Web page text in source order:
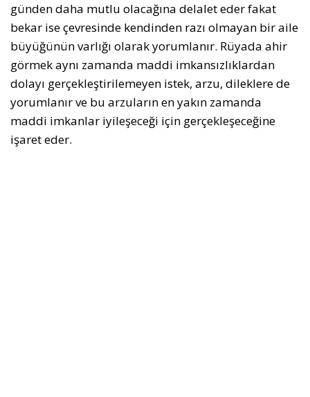
günden daha mutlu olacağına delalet eder fakat
bekar ise çevresinde kendinden razı olmayan bir aile
büyüğünün varlığı olarak yorumlanır. Rüyada ahir
görmek aynı zamanda maddi imkansızlıklardan
dolayı gerçekleştirilemeyen istek, arzu, dileklere de
yorumlanır ve bu arzuların en yakın zamanda
maddi imkanlar iyileşeceği için gerçekleşeceğine
işaret eder.